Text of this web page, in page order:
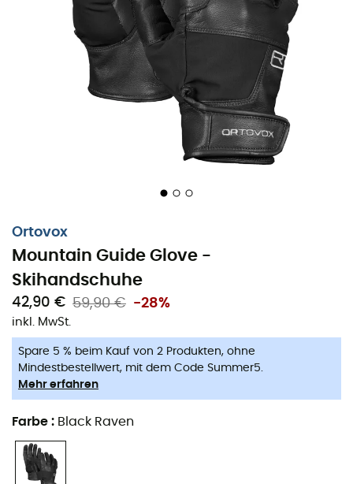
Ortovox
Mountain Guide Glove -
Skihandschuhe
42,90 € 59,90 € -28%
inkl. MwSt.
Spare 5 % beim Kauf von 2 Produkten, ohne
Mindestbestellwert, mit dem Code Summer5.
Mehr erfahren
Farbe : Black Raven
Skihandschuhe Mountain Guide Glove, entworfen
von der Marke Ortovox